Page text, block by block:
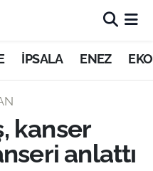
İPSALA ENEZ
kanser
anlattı